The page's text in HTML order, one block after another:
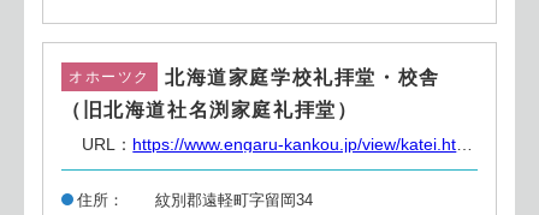
オホーツク
北海道家庭学校礼拝堂・校舎
（旧北海道社名渕家庭礼拝堂）
URL： https://www.engaru-kankou.jp/view/katei.html https://kateigakko.org/new/index.html
住所
紋別郡遠軽町字留岡34